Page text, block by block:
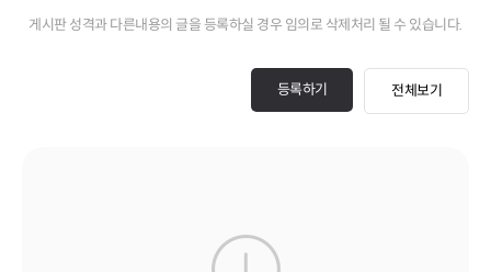
게시판 성격과 다른내용의 글을 등록하실 경우 임의로 삭제처리 될 수 있습니다.
등록하기 전체보기